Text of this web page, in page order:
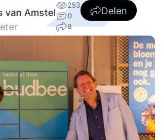
van Amstel
253
0
8
Delen